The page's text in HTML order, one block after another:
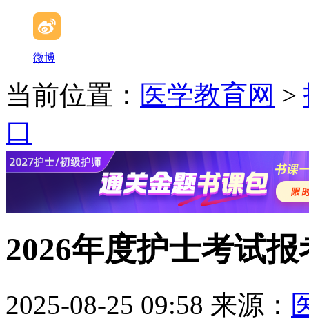
微博
当前位置： 医学教育网 >
口
2026年度护士考试
2025-08-25 09:58 来源：